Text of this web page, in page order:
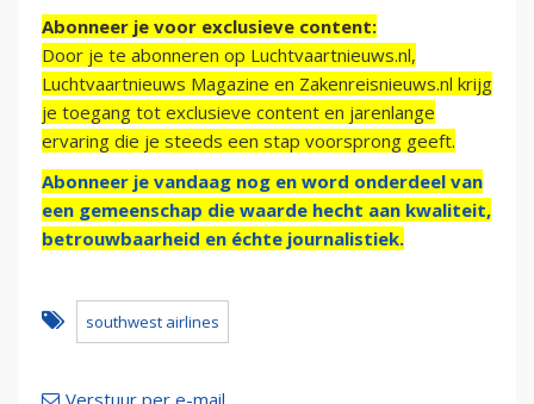
Abonneer je voor exclusieve content:
Door je te abonneren op Luchtvaartnieuws.nl,
Luchtvaartnieuws Magazine en Zakenreisnieuws.nl krijg
je toegang tot exclusieve content en jarenlange
ervaring die je steeds een stap voorsprong geeft.
Abonneer je vandaag nog en word onderdeel van
een gemeenschap die waarde hecht aan kwaliteit,
betrouwbaarheid en échte journalistiek.
southwest airlines